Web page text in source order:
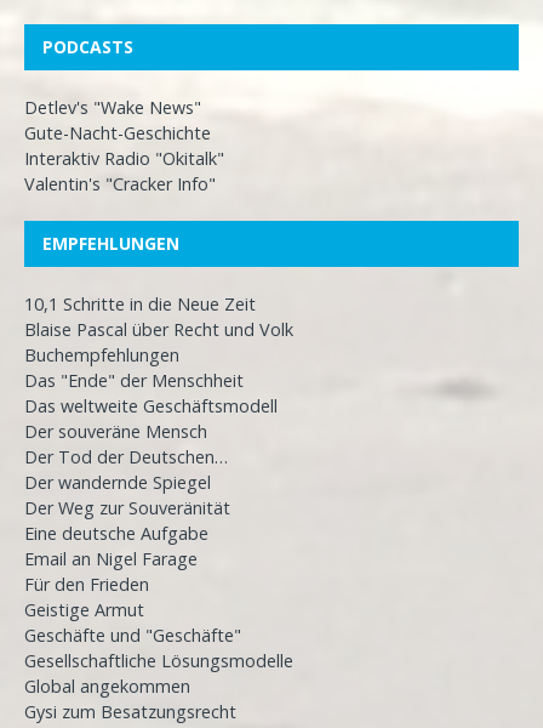
PODCASTS
Detlev's "Wake News"
Gute-Nacht-Geschichte
Interaktiv Radio "Okitalk"
Valentin's "Cracker Info"
EMPFEHLUNGEN
10,1 Schritte in die Neue Zeit
Blaise Pascal über Recht und Volk
Buchempfehlungen
Das "Ende" der Menschheit
Das weltweite Geschäftsmodell
Der souveräne Mensch
Der Tod der Deutschen…
Der wandernde Spiegel
Der Weg zur Souveränität
Eine deutsche Aufgabe
Email an Nigel Farage
Für den Frieden
Geistige Armut
Geschäfte und "Geschäfte"
Gesellschaftliche Lösungsmodelle
Global angekommen
Gysi zum Besatzungsrecht